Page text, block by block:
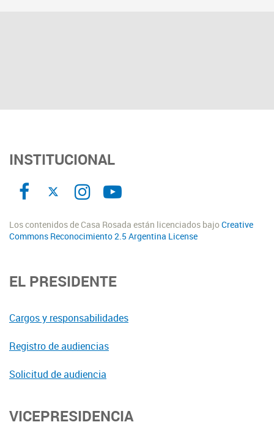
INSTITUCIONAL
Los contenidos de Casa Rosada están licenciados bajoCreative
Commons Reconocimiento 2.5 Argentina License
EL PRESIDENTE
Cargos y responsabilidades
Registro de audiencias
Solicitud de audiencia
VICEPRESIDENCIA